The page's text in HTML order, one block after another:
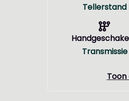
Tellerstand
Transmissie